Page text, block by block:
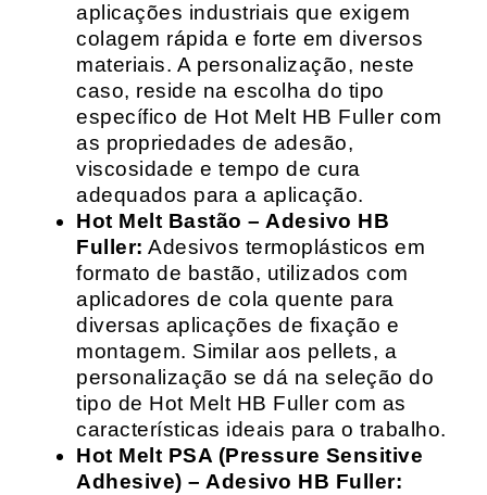
aplicações industriais que exigem
colagem rápida e forte em diversos
materiais. A personalização, neste
caso, reside na escolha do tipo
específico de Hot Melt HB Fuller com
as propriedades de adesão,
viscosidade e tempo de cura
adequados para a aplicação.
Hot Melt Bastão – Adesivo HB
Fuller: Adesivos termoplásticos em
formato de bastão, utilizados com
aplicadores de cola quente para
diversas aplicações de fixação e
montagem. Similar aos pellets, a
personalização se dá na seleção do
tipo de Hot Melt HB Fuller com as
características ideais para o trabalho.
Hot Melt PSA (Pressure Sensitive
Adhesive) – Adesivo HB Fuller: